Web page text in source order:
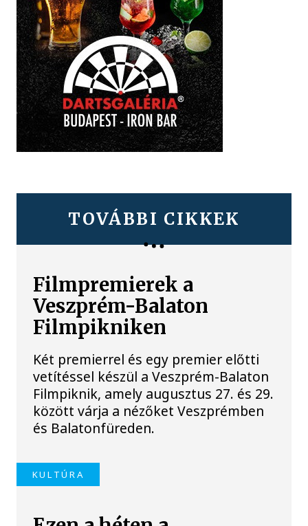
TOVÁBBI CIKKEK
Filmpremierek a
Veszprém-Balaton
Filmpikniken
Két premierrel és egy premier előtti
vetítéssel készül a Veszprém-Balaton
Filmpiknik, amely augusztus 27. és 29.
között várja a nézőket Veszprémben
és Balatonfüreden.
KULTÚRA